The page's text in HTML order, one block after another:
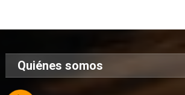
Quiénes somos